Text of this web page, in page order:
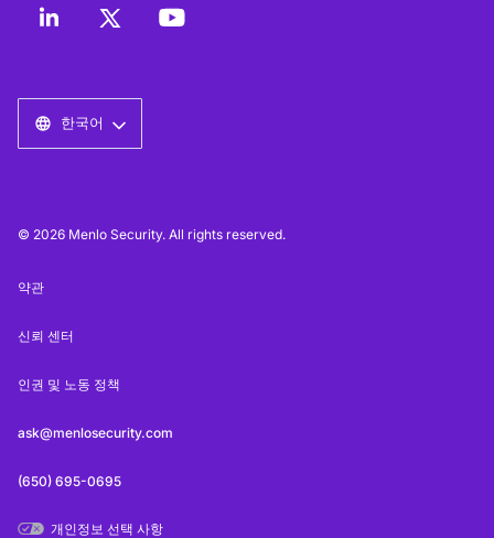
한국어
© 2026 Menlo Security. All rights reserved.
약관
신뢰 센터
인권 및 노동 정책
ask@menlosecurity.com
(650) 695-0695
개인정보 선택 사항